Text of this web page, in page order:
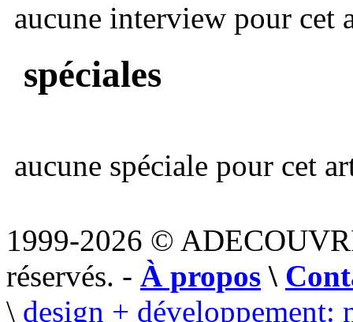
aucune interview pour cet
spéciales
aucune spéciale pour cet
1999-2026 ©
réservés. - À propos \
\ design + développement: